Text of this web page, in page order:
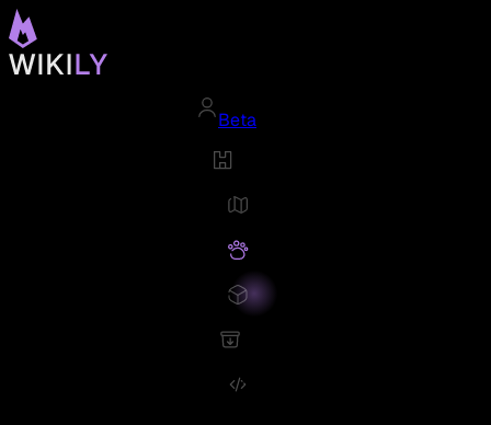
Beta